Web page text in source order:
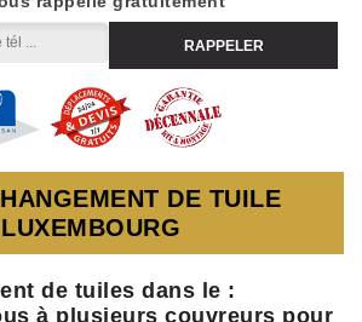
DE TUILE
LUXEMBOURG
de tuiles dans le :
à plusieurs couvreurs pour